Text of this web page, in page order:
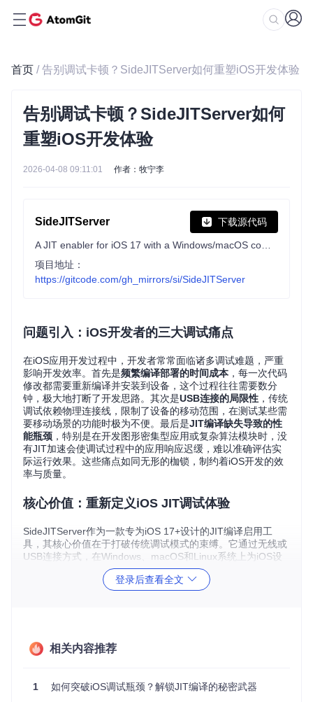
首页 / 告别调试卡顿？SideJITServer如何重塑iOS开发体验
告别调试卡顿？SideJITServer如何
重塑iOS开发体验
2026-04-08 09:11:01 作者：牧宁李
SideJITServer 下载源代码
项目地址：
https://gitcode.com/gh_mirrors/si/SideJITServer
问题引入：iOS开发者的三大调试痛点
在iOS应用开发过程中，开发者常常面临诸多调试难题，严重
影响开发效率。首先是频繁编译部署的时间成本 ，每一次代码
修改都需要重新编译并安装到设备，这个过程往往需要数分
钟，极大地打断了开发思路。其次是USB连接的局限性 ，传统
调试依赖物理连接线，限制了设备的移动范围，在测试某些需
要移动场景的功能时极为不便。最后是JIT编译缺失导致的性
能瓶颈 ，特别是在开发图形密集型应用或复杂算法模块时，没
有JIT加速会使调试过程中的应用响应迟缓，难以准确评估实
际运行效果。这些痛点如同无形的枷锁，制约着iOS开发的效
率与质量。
核心价值：重新定义iOS JIT调试体验
SideJITServer作为一款专为iOS 17+设计的JIT编译启用工
具，其核心价值在于打破传统调试模式的束缚。它通过无线或
USB连接方式，在Windows、macOS和Linux系统上为iOS设
备提供即时编译支持，无需复杂的配置流程。与传统调试方案
相比，SideJITServer带来了显著的改变：
连接
方式
依赖USB物理连接，移
动受限
效率
署，耗时久
动即时生效
登录后查看全文
相关内容推荐
1 如何突破iOS调试瓶颈？解锁JIT编译的秘密武器